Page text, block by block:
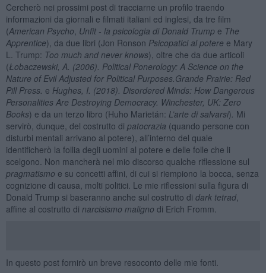
Cercherò nei prossimi post di tracciarne un profilo traendo
informazioni da giornali e filmati italiani ed inglesi, da tre film
(American Psycho Unfit - la psicologia di Donald Trump e The
Apprentice), da due libri (Jon Ronson Psicopatici al potere e Mary
L. Trump: Too much and never knows), oltre che da due articoli
(Łobaczewski, A. (2006). Political Ponerology: A Science on the
Nature of Evil Adjusted for Political Purposes.Grande Prairie: Red
Pill Press. e Hughes, I. (2018). Disordered Minds: How Dangerous
Personalities Are Destroying Democracy. Winchester, UK: Zero
Books) e da un terzo libro (Huho Marietán: L’arte di salvarsi) Mi
servirò, dunque, del costrutto di patocrazia (quando persone con
disturbi mentali arrivano al potere), all’interno del quale
identificherò la follia degli uomini al potere e delle folle che li
scelgono. Non mancherà nel mio discorso qualche riflessione sul
pragmatismo e su concetti affini, di cui si riempiono la bocca, senza
cognizione di causa, molti politici. Le mie riflessioni sulla figura di
Donald Trump si baseranno anche sul costrutto di dark tetrad,
affine al costrutto di narcisismo maligno di Erich Fromm.
In questo post fornirò un breve resoconto delle mie fonti.